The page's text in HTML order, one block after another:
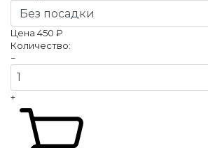
Цена 450 ₽
Количество:
−
+